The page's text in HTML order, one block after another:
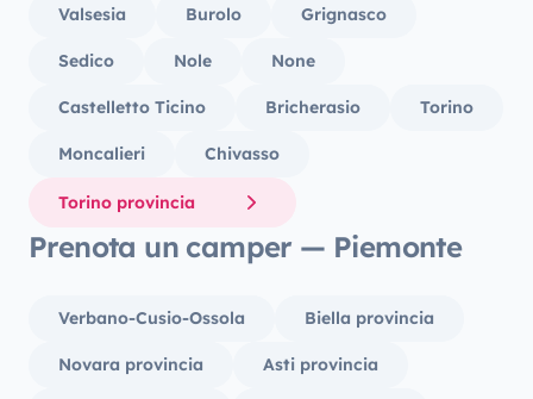
Valsesia Burolo Grignasco
Sedico Nole None
Castelletto Ticino Bricherasio Torino
Moncalieri Chivasso
Torino provincia
Prenota un camper — Piemonte
Verbano-Cusio-Ossola Biella provincia
Novara provincia Asti provincia